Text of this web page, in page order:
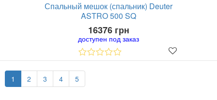
Спальный мешок (спальник) Deuter
ASTRO 500 SQ
16376 грн
доступен под заказ
1 2 3 4 5